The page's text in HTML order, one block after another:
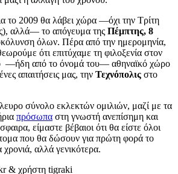
το 2009 θα λάβει χώρα —όχι την Τρίτη
αλλά— το απόγευμα της Πέμπτης, 8
όλων. Πέρα από την ημερομηνία,
ότι επιτύχαμε τη φιλοξενία στον
—ήδη από το όνομά του— αθηναϊκό χώρο
απαιτήσεις μας, την Τεχνόπολις στο
σύνολο εκλεκτών ομιλιών, μαζί με τα
πρόσωπα στη γνωστή ανεπίσημη και
είμαστε βέβαιοι ότι θα είστε όλοι
που θα δώσουν για πρώτη φορά το
αλλά γενικότερα.